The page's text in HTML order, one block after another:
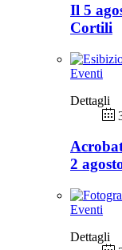
Il 5
Cortili
Eventi
Dettagli
2
Eventi
Dettagli